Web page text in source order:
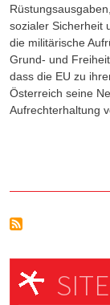
sozialer Sicherheit
die militärische
Grund- und
dass die EU zu
Österreich seine
Aufrechterhaltung